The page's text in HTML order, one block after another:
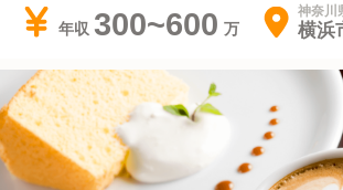
年収 300~600 神奈川
横浜